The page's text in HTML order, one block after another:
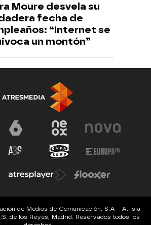
Moure desvela su
fecha de
“Internet se
un montón”
de Medios de Comunicación, S.A - A. Isla
de los Reyes, Madrid. Reservados todos los